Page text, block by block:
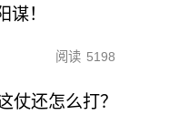
谋！
阅读 5198
仗还怎么打？